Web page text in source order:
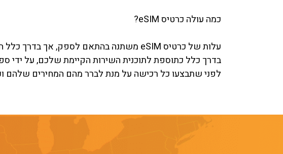
כמה עולה כרטיס eSIM?
בדרך כלל כתוספת לתוכנית השירות הקיימת שלכם, על
לפני שתבצעו כל רכישה על מנת לברר מהם המחירים שלהם